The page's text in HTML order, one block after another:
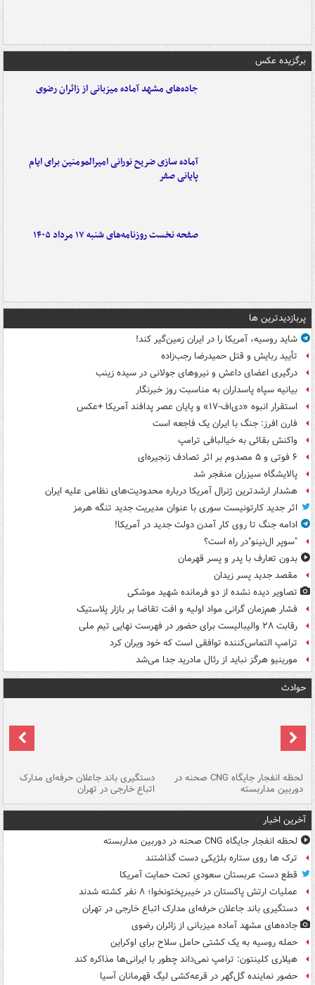
برگزیده عکس
جاده‌های مشهد آماده میزبانی از زائران رضوی
آماده سازی ضریح نورانی امیرالمومنین برای ایام
پایانی صفر
صفحه نخست روزنامه‌های شنبه ۱۷ مرداد ۱۴۰۵
پربازدیدترین ها
شاید روسیه، آمریکا را در ایران زمین‌گیر کند!
تأیید ربایش و قتل حمیدرضا رجب‌زاده
درگیری اعضای داعش و نیروهای جولانی در سیده زینب
بیانیه سپاه پاسداران به مناسبت روز خبرنگار
استقرار انبوه «دی‌اف‑۱۷» و پایان عصر پدافند آمریکا +عکس
فارن افرز: جنگ با ایران یک فاجعه است
واکنش بقائی به خیالبافی ترامپ
۶ فوتی و ۵ مصدوم بر اثر تصادف زنجیره‌ای
پالایشگاه سیزران منفجر شد
هشدار ارشدترین ژنرال آمریکا درباره محدودیت‌های نظامی علیه ایران
اثر جدید کارتونیست سوری با عنوان مدیریت جدید تنگه هرمز
ادامه جنگ تا روی کار آمدن دولت جدید در آمریکا!
"سوپر ال‌نینو"در راه است؟
بدون تعارف با پدر و پسر قهرمان
مقصد جدید پسر زیدان
تصاویر دیده‌ نشده از دو فرمانده شهید موشکی
فشار هم‌زمان گرانی مواد اولیه و افت تقاضا بر بازار پلاستیک
رقابت ۲۸ والیبالیست برای حضور در فهرست نهایی تیم ملی
ترامپ التماس‌کننده توافقی است که خود ویران کرد
مورینیو هرگز نباید از رئال مادرید جدا می‌شد
حوادث
لحظه انفجار جایگاه CNG صحنه در
دوربین مداربسته
دستگیری باند جاعلان حرفه‌ای مدارک
اتباع خارجی در تهران
آخرین اخبار
لحظه انفجار جایگاه CNG صحنه در دوربین مداربسته
ترک ها روی ستاره بلژیکی دست گذاشتند
قطع دست عربستان سعودیِ تحت حمایت آمریکا
عملیات ارتش پاکستان در خیبرپختونخوا؛ ۸ نفر کشته شدند
دستگیری باند جاعلان حرفه‌ای مدارک اتباع خارجی در تهران
جاده‌های مشهد آماده میزبانی از زائران رضوی
حمله روسیه به یک کشتی حامل سلاح برای اوکراین
هیلاری کلینتون: ترامپ نمی‌داند چطور با ایرانی‌ها مذاکره کند
حضور نماینده گل‌گهر در قرعه‌کشی لیگ قهرمانان آسیا